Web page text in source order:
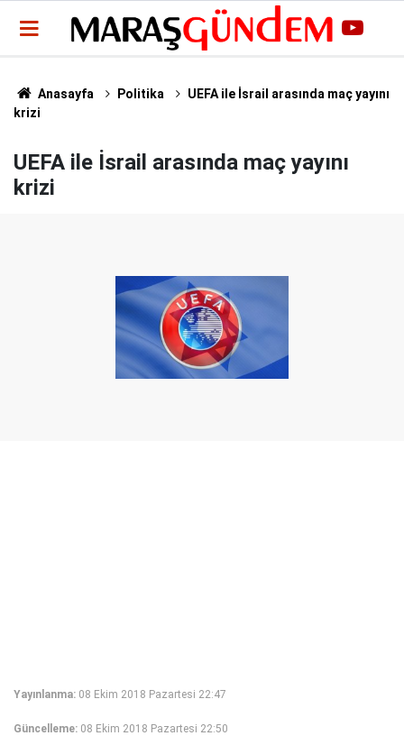
Anasayfa Politika
UEFA ile İsrail arasında maç yayını
krizi
UEFA ile İsrail arasında maç yayını
krizi
Yayınlanma: 08 Ekim 2018 Pazartesi 22:47
Güncelleme: 08 Ekim 2018 Pazartesi 22:50